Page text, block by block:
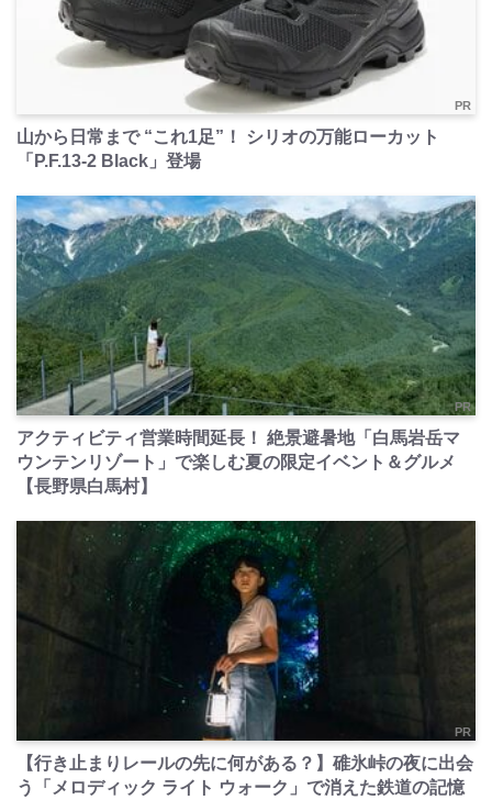
PR
山から日常まで “これ1足”！ シリオの万能ローカット
「P.F.13-2 Black」登場
PR
アクティビティ営業時間延長！ 絶景避暑地「白馬岩岳マ
ウンテンリゾート」で楽しむ夏の限定イベント＆グルメ
【長野県白馬村】
PR
【行き止まりレールの先に何がある？】碓氷峠の夜に出会
う「メロディック ライト ウォーク」で消えた鉄道の記憶